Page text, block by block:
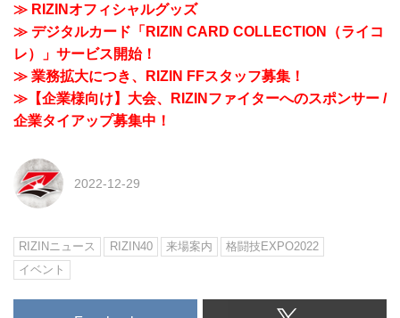
≫ RIZINオフィシャルグッズ
≫ デジタルカード「RIZIN CARD COLLECTION（ライコ
レ）」サービス開始！
≫ 業務拡大につき、RIZIN FFスタッフ募集！
≫【企業様向け】大会、RIZINファイターへのスポンサー /
企業タイアップ募集中！
2022-12-29
RIZINニュース RIZIN40 来場案内
格闘技EXPO2022
イベント